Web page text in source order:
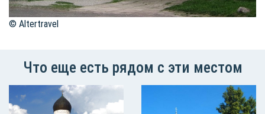
© Altertravel
Что еще есть рядом с эти местом